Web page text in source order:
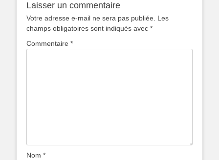
Laisser un commentaire
Votre adresse e-mail ne sera pas publiée. Les
champs obligatoires sont indiqués avec *
Commentaire *
Nom *